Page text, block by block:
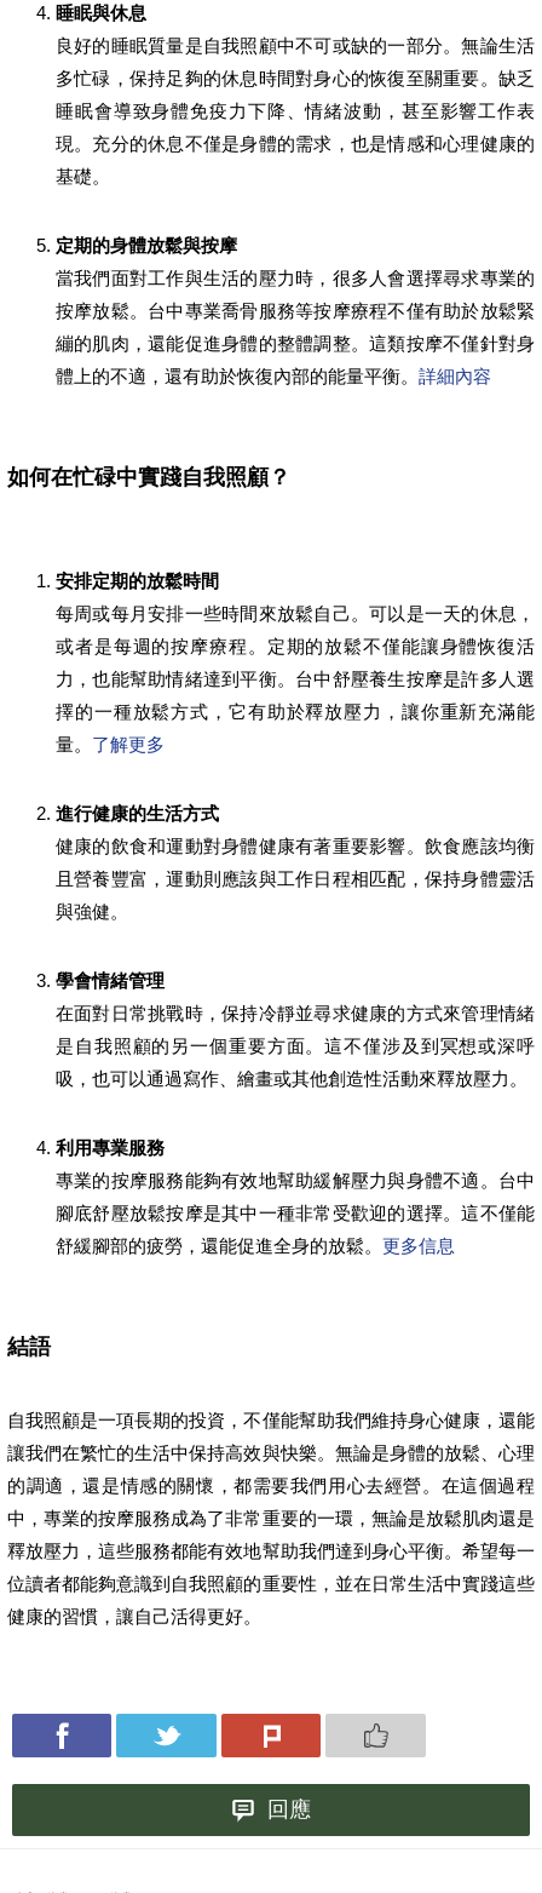
睡眠與休息
良好的睡眠質量是自我照顧中不可或缺的一部分。無論生活
多忙碌，保持足夠的休息時間對身心的恢復至關重要。缺乏
睡眠會導致身體免疫力下降、情緒波動，甚至影響工作表
現。充分的休息不僅是身體的需求，也是情感和心理健康的
基礎。
定期的身體放鬆與按摩
當我們面對工作與生活的壓力時，很多人會選擇尋求專業的
按摩放鬆。台中專業喬骨服務等按摩療程不僅有助於放鬆緊
繃的肌肉，還能促進身體的整體調整。這類按摩不僅針對身
體上的不適，還有助於恢復內部的能量平衡。 詳細內容
如何在忙碌中實踐自我照顧？
安排定期的放鬆時間
每周或每月安排一些時間來放鬆自己。可以是一天的休息，
或者是每週的按摩療程。定期的放鬆不僅能讓身體恢復活
力，也能幫助情緒達到平衡。台中舒壓養生按摩是許多人選
擇的一種放鬆方式，它有助於釋放壓力，讓你重新充滿能
量。 了解更多
進行健康的生活方式
健康的飲食和運動對身體健康有著重要影響。飲食應該均衡
且營養豐富，運動則應該與工作日程相匹配，保持身體靈活
與強健。
學會情緒管理
在面對日常挑戰時，保持冷靜並尋求健康的方式來管理情緒
是自我照顧的另一個重要方面。這不僅涉及到冥想或深呼
吸，也可以通過寫作、繪畫或其他創造性活動來釋放壓力。
利用專業服務
專業的按摩服務能夠有效地幫助緩解壓力與身體不適。台中
腳底舒壓放鬆按摩是其中一種非常受歡迎的選擇。這不僅能
舒緩腳部的疲勞，還能促進全身的放鬆。 更多信息
結語
自我照顧是一項長期的投資，不僅能幫助我們維持身心健康，還能
讓我們在繁忙的生活中保持高效與快樂。無論是身體的放鬆、心理
的調適，還是情感的關懷，都需要我們用心去經營。在這個過程
中，專業的按摩服務成為了非常重要的一環，無論是放鬆肌肉還是
釋放壓力，這些服務都能有效地幫助我們達到身心平衡。希望每一
位讀者都能夠意識到自我照顧的重要性，並在日常生活中實踐這些
健康的習慣，讓自己活得更好。
回應